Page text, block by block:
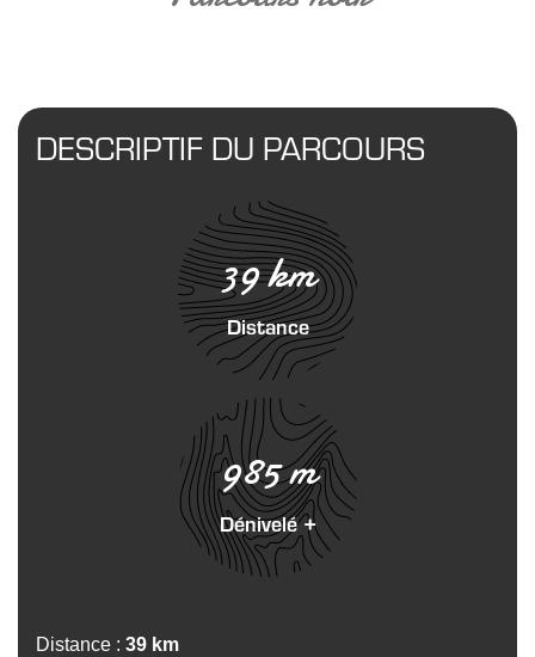
DESCRIPTIF DU PARCOURS
Distance
39 km
Dénivelé +
985 m
Distance
39 km